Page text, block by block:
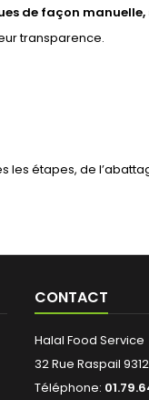
de façon
transparence.
étapes, de
CONTACT
Halal Food Service
32 Rue Raspail
Téléphone: